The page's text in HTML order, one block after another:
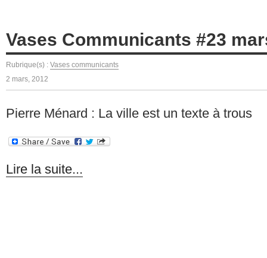
Vases Communicants #23
Rubrique(s) : Vases communicants
2 mars, 2012
Pierre Ménard : La ville est un texte à trous
Lire la suite...